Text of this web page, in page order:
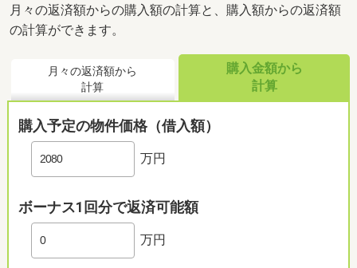
月々の返済額からの購入額の計算と、購入額からの返済額
の計算ができます。
月々の返済額から
計算
購入金額から
計算
購入予定の物件価格（借入額）
万円
ボーナス1回分で返済可能額
万円